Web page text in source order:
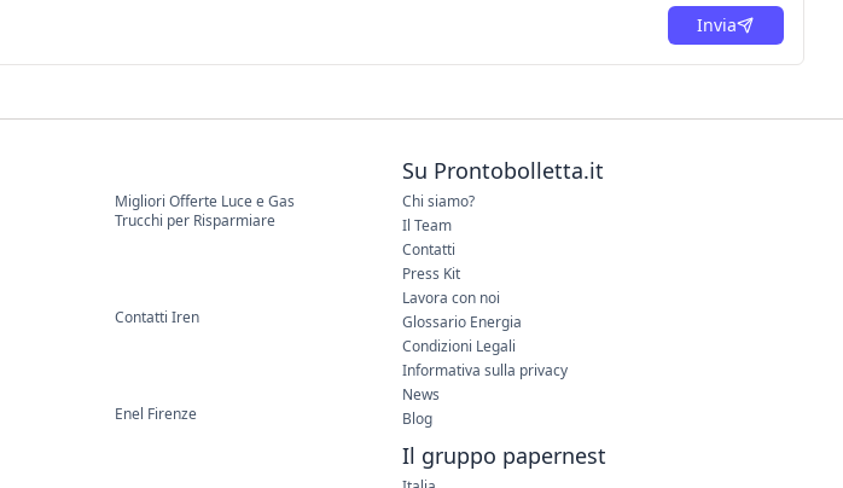
Invia
Migliori Offerte Luce e Gas
Trucchi per Risparmiare
Contatti Iren
Enel Firenze
Su Prontobolletta.it
Chi siamo?
Il Team
Contatti
Press Kit
Lavora con noi
Glossario Energia
Condizioni Legali
Informativa sulla privacy
News
Blog
Il gruppo papernest